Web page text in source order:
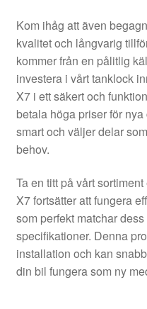
Kom ihåg att även
kvalitet och långvarig
kommer från en pålitlig
investera i vårt tanklock
X7 i ett säkert och
betala höga priser för
smart och väljer delar
behov.
Ta en titt på vårt
X7 fortsätter att fungera
som perfekt matchar
specifikationer. Denna
installation och kan
din bil fungera som ny